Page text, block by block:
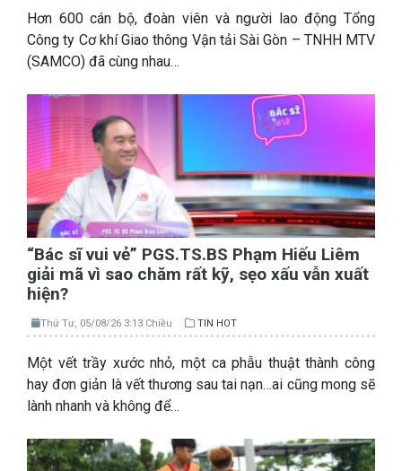
Hơn 600 cán bộ, đoàn viên và người lao động Tổng
Công ty Cơ khí Giao thông Vận tải Sài Gòn – TNHH MTV
(SAMCO) đã cùng nhau…
“Bác sĩ vui vẻ” PGS.TS.BS Phạm Hiếu Liêm
giải mã vì sao chăm rất kỹ, sẹo xấu vẫn xuất
hiện?
Thứ Tư, 05/08/26 3:13 Chiều TIN HOT
Một vết trầy xước nhỏ, một ca phẫu thuật thành công
hay đơn giản là vết thương sau tai nạn…ai cũng mong sẽ
lành nhanh và không để…